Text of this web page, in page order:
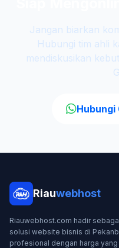
Jangan biarkan
Hubungi tim ahli
mendiskusikan
Riauwebhost
Riauwebhost.com hadir
solusi website bisnis di
profesional dengan harga